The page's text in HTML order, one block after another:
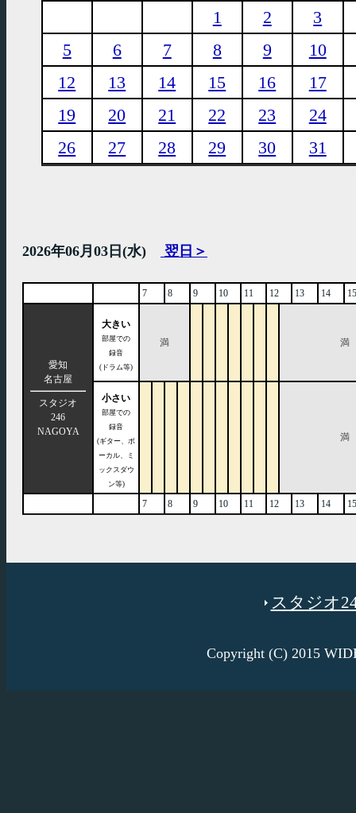
1
2
3
5
6 7 8 9
10
12
13 14 15 16
17
19
20 21 22 23
24
26
27 28 29 30 31
2026年06月03日(水) 翌日＞
7 8 9 10 11 12 13 14 15
愛知
名古屋
スタジオ
246
NAGOYA
大きい
部屋での
録音
(ドラム等)
満 満
小さい
部屋での
録音
(ギター、ボ
ーカル、ミ
ックスダウ
ン等)
満
7 8 9 10 11 12 13 14 15
スタジオ
Copyright (C) 2015